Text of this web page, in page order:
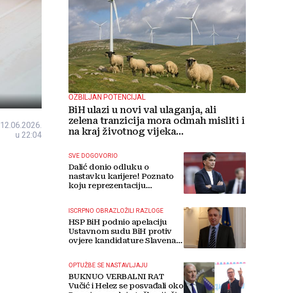
12.06.2026.
u 22:04
OZBILJAN POTENCIJAL
BiH ulazi u novi val ulaganja, ali
zelena tranzicija mora odmah misliti i
na kraj životnog vijeka
SVE DOGOVORIO
Dalić donio odluku o
nastavku karijere! Poznato
koju reprezentaciju
ISCRPNO OBRAZLOŽILI RAZLOGE
HSP BiH podnio apelaciju
Ustavnom sudu BiH protiv
ovjere kandidature Slavena
OPTUŽBE SE NASTAVLJAJU
BUKNUO VERBALNI RAT
Vučić i Helez se posvađali oko